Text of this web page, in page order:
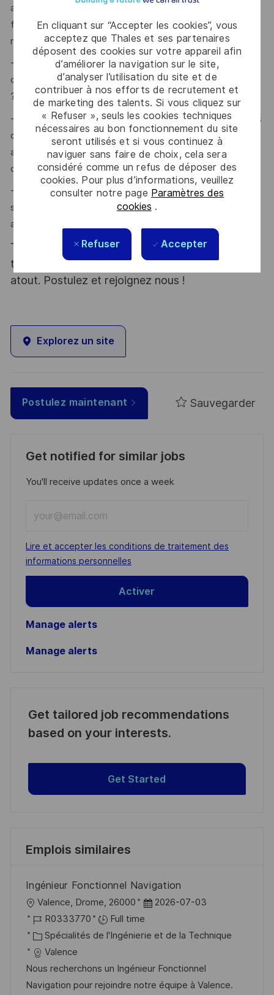
En cliquant sur “Accepter les cookies”, vous
acceptez que Thales et ses partenaires
déposent des cookies sur votre appareil afin
d’améliorer la navigation sur le site,
d’analyser l’utilisation du site et de
contribuer à nos efforts de recrutement et
de marketing des talents. Si vous cliquez sur
« Refuser », seuls les cookies techniques
nécessaires au bon fonctionnement du site
seront utilisés et si vous continuez à
naviguer sans faire de choix, cela sera
considéré comme un refus de déposer des
cookies. Pour plus d’informations, veuillez
consulter notre page Paramètres des
cookies .
Refuser Accepter
avec de solides compétences en navigation inertielle,
fusion de données capteurs, traitement du signal (GNSS,
radar), automatique, asservissements ? $
- Vous savez utiliser Matlab / Simulink et disposez de
connaissances en langages de programmation C et Python
?
- Vous êtes fortement motivé pour participer à des études
ou au développement de produits incluant des logiciels
applicatifs embarqués, destinés à des applications civiles
ou militaires ?
- Vous avez des compétences en analyse spectrale,
systèmes asservis, systèmes échantillonnés, processus
aléatoires, filtre de Kalman ?
Thales, entreprise Handi-Engagée, reconnait
tous les talents. La diversité est notre meilleur
atout. Postulez et rejoignez nous !
Explorez un site
Postulez maintenant Sauvegarder
Get notified for similar jobs
You'll receive updates once a week
Email
address
(Required)
Required
Lire et accepter les conditions de traitement des
informations personnelles
Activer
Manage alerts
Manage alerts
Get tailored job recommendations
based on your interests.
Get Started
Emplois similaires
Ingénieur Fonctionnel Navigation
o
c
a
l
i
Valence, Drome, 26000
D
a
t
d
’
2026-07-03
R
é
f
é
r
R0333770
Full time
C
a
t
é
Spécialités de l'Ingénierie et de la Technique
Valence
Nous recherchons un Ingénieur Fonctionnel
Navigation pour rejoindre notre équipe à Valence.